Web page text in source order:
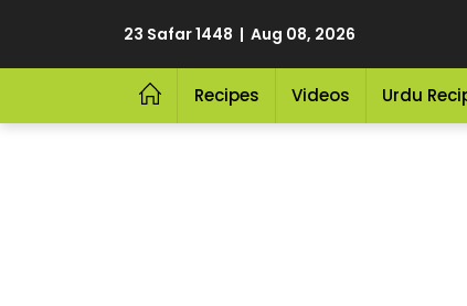
23 Safar 1448 | Aug 08, 2026
Recipes Videos Urdu